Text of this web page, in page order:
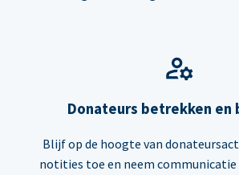
Donateurs betrekken en
Blijf op de hoogte van
notities toe en neem